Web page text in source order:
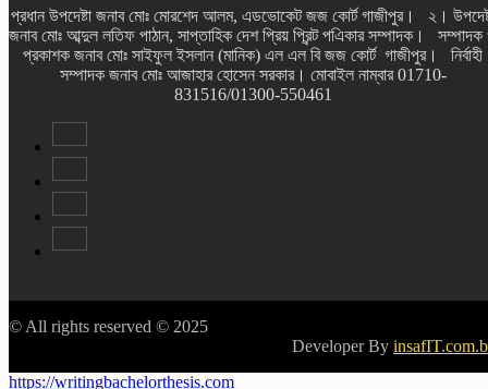
প্রধান উপদেষ্টা জনাব মোঃ মোরশেদ আলম, এডভোকেট জজ কোর্ট গাজীপুর। ২।
জনাব মোঃ আব্দুল লতিফ পাঠান, সাপ্তাহিক দেশ প্রিয় প্রিন্ট পএিকার সম্পাদক।
প্রকাশক জনাব মোঃ সাইফুল ইসলান (মানিক) এল এল বি জজ কোর্ট গাজীপুর। নির্বাহী
সম্পাদক জনাব মোঃ আজাহার হোসেন সরকার। মোবাইল নাম্বার 01710-
831516/01300-550461
© All rights reserved © 2025
Developer By
https://writingbachelorthesis.com